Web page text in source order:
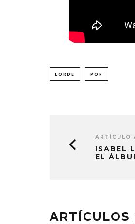
LORDE POP
ARTÍCULO
ISABEL
EL
ARTÍCULOS